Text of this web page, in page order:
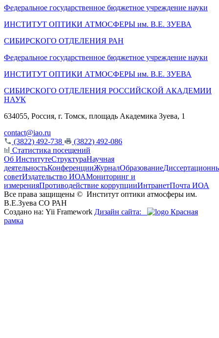
Федеральное государственное бюджетное учреждение науки
ИНСТИТУТ ОПТИКИ АТМОСФЕРЫ им. В.Е. ЗУЕВА
СИБИРСКОГО ОТДЕЛЕНИЯ РАН
Федеральное государственное бюджетное учреждение науки
ИНСТИТУТ ОПТИКИ АТМОСФЕРЫ им. В.Е. ЗУЕВА
СИБИРСКОГО ОТДЕЛЕНИЯ РОССИЙСКОЙ АКАДЕМИИ
НАУК
634055, Россия, г. Томск, площадь Академика Зуева, 1
contact@iao.ru
(3822) 492-738
(3822) 492-086
Статистика посещений
Об ИнститутеСтруктураНаучная
деятельностьКонференцииЖурналОбразование
советИздательство ИОАМониторинг и
измеренияПротиводействие коррупцииИнтранетПочта ИОА
Все права защищены © Институт оптики атмосферы им.
В.Е.Зуева СО РАН
Создано на: Yii Framework Дизайн сайта:
Красная
рамка